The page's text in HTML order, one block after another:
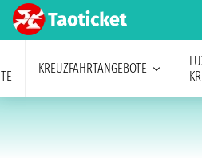
KREUZFAHRTANGEBOTE